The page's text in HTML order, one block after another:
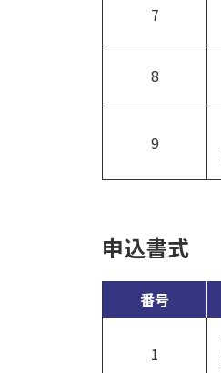
7
8
9
申込書式
番号
1